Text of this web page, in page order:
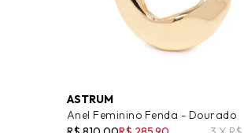
ASTRUM
Anel Feminino Fenda - Dourado